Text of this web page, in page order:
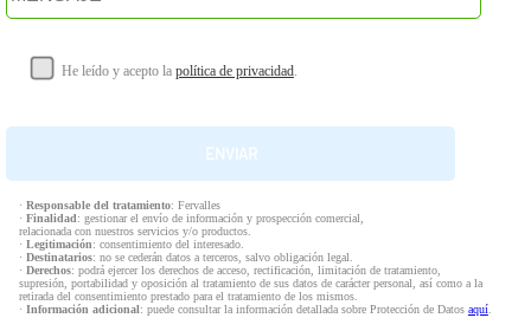
He leído y acepto la política de privacidad.
· Responsable del tratamiento: Fervalles
· Finalidad: gestionar el envío de información y prospección comercial,
relacionada con nuestros servicios y/o productos.
· Legitimación: consentimiento del interesado.
· Destinatarios: no se cederán datos a terceros, salvo obligación legal.
· Derechos: podrá ejercer los derechos de acceso, rectificación, limitación de tratamiento,
supresión, portabilidad y oposición al tratamiento de sus datos de carácter personal, así como a la
retirada del consentimiento prestado para el tratamiento de los mismos.
· Información adicional: puede consultar la información detallada sobre Protección de Datos aquí.